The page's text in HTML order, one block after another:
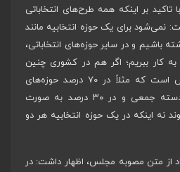
تاکید بر اینکه همه طرح‌های انتخاباتی
نمی‌شود برای یک حوزه انتخابیه مانند
باشیم و در سایر حوزه‌های انتخاباتی،
به کار ببریم؛ اگر هم در کشوری چنین
اتفاقی افتاده از قبل مشخص است که مثلاً در ۷۰ درصد حوزه‌های
انتخابی به روش حداکثری دسته جمعی و در ۳۰ درصد به صورت
نه اینکه در یک حوزه انتخابیه هر دو
از متن مصوبه مجلس، اظهار داشت: در